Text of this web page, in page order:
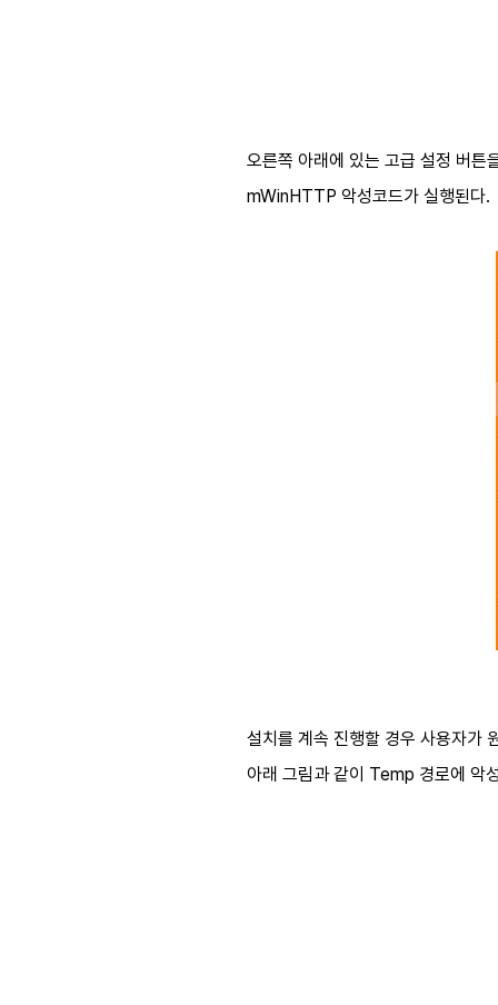
오른쪽 아래에 있는 고급 설정 버튼
mWinHTTP 악성코드가 실행된다.
설치를 계속 진행할 경우 사용자가
아래 그림과 같이 Temp 경로에 악